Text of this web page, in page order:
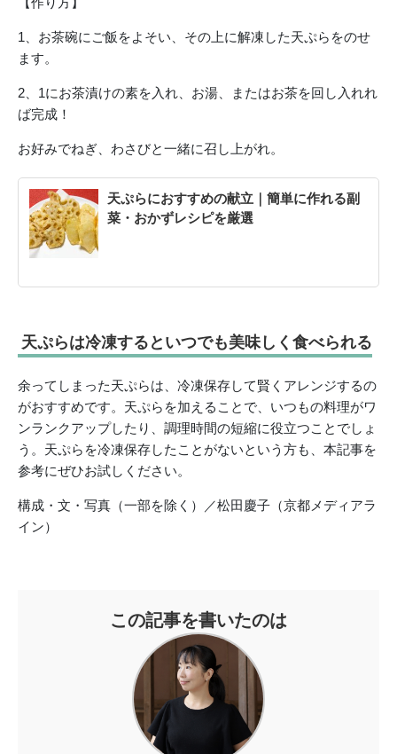
1、お茶碗にご飯をよそい、その上に解凍した天ぷらをのせ
ます。
2、1にお茶漬けの素を入れ、お湯、またはお茶を回し入れれ
ば完成！
お好みでねぎ、わさびと一緒に召し上がれ。
天ぷらにおすすめの献立｜簡単に作れる副
菜・おかずレシピを厳選
天ぷらは冷凍するといつでも美味しく食べられる
余ってしまった天ぷらは、冷凍保存して賢くアレンジするの
がおすすめです。天ぷらを加えることで、いつもの料理がワ
ンランクアップしたり、調理時間の短縮に役立つことでしょ
う。天ぷらを冷凍保存したことがないという方も、本記事を
参考にぜひお試しください。
構成・文・写真（一部を除く）／松田慶子（京都メディアラ
イン）
この記事を書いたのは